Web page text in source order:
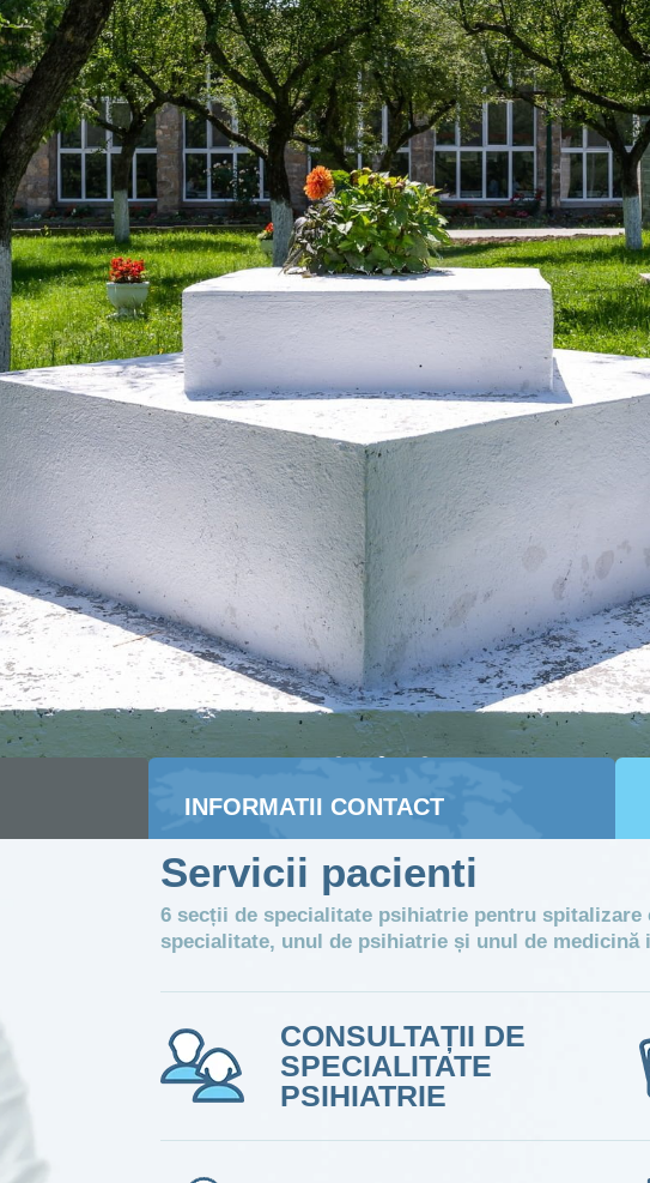
INFORMATII CONTACT
Spitalul de
Tulgheș
România, Județul
Harghita, Loc. Tulgheș,
str. Principala, nr. 34, cod
poștal 537330
Servicii pacienti
6 secții de specialitate psihiatrie pentru
specialitate, unul de psihiatrie și unul de medicină
CONSULTAȚII DE
SPECIALITATE
PSIHIATRIE